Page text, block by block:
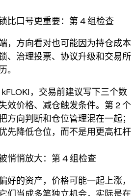
比口号更重要：第 4 组检查
，方向看对也可能因为持仓成本
、治理投票、协议升级和交易所
。
，交易前建议写下三个数
效价格、减仓触发条件。第 2 个
方向判断和仓位管理混在一起；
先降低仓位，而不是用更高杠杆
悄悄放大：第 4 组检查
好的资产，价格可能一起上涨，
们当成多笔独立机会，实际是在